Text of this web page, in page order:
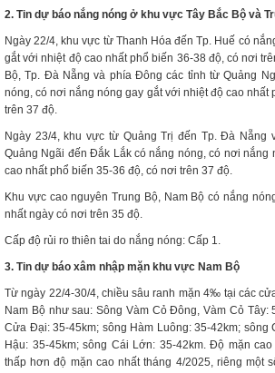
2. Tin dự báo nắng nóng ở khu vực Tây Bắc Bộ và
Ngày 22/4, khu vực từ Thanh Hóa đến Tp. Huế có
gắt với nhiệt độ cao nhất phổ biến 36-38 độ, có nơi
Bộ, Tp. Đà Nẵng và phía Đông các tỉnh từ Quảng
nóng, có nơi nắng nóng gay gắt với nhiệt độ cao nhất
trên 37 độ.
Ngày 23/4, khu vực từ Quảng Trị đến Tp. Đà Nẵng
Quảng Ngãi đến Đắk Lắk có nắng nóng, có nơi nắng
cao nhất phổ biến 35-36 độ, có nơi trên 37 độ.
Khu vực cao nguyên Trung Bộ, Nam Bộ có nắng
nhất ngày có nơi trên 35 độ.
Cấp độ rủi ro thiên tai do nắng nóng: Cấp 1.
3. Tin dự báo xâm nhập mặn khu vực Nam Bộ
Từ ngày 22/4-30/4, chiều sâu ranh mặn 4‰ tại các
Nam Bộ như sau: Sông Vàm Cỏ Đông, Vàm Cỏ Tây:
Cửa Đại: 35-45km; sông Hàm Luông: 35-42km; sông
Hậu: 35-45km; sông Cái Lớn: 35-42km. Độ mặn
thấp hơn độ mặn cao nhất tháng 4/2025, riêng một